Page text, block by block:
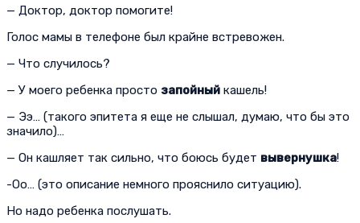
— Доктор, доктор помогите!
Голос мамы в телефоне был крайне встревожен.
— Что случилось?
— У моего ребенка просто запойный кашель!
— Ээ… (такого эпитета я еще не слышал, думаю, что бы это
значило)…
— Он кашляет так сильно, что боюсь будет вывернушка!
-Оо… (это описание немного прояснило ситуацию).
Но надо ребенка послушать.